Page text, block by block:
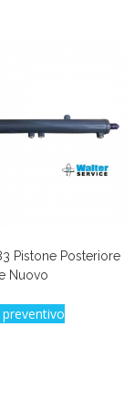
Pistone Posteriore
Nuovo